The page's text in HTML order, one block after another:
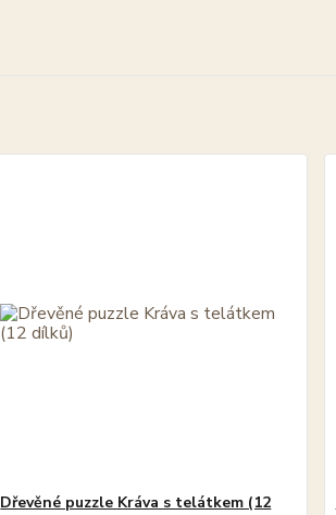
Dřevěné puzzle Kráva s telátkem (12